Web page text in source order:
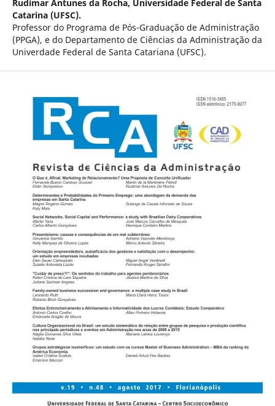
Rudimar Antunes da Rocha, Universidade Federal de Santa
Catarina (UFSC).
Professor do Programa de Pós-Graduação de Administração
(PPGA), e do Departamento de Ciências da Administração da
Univerdade Federal de Santa Catariana (UFSC).